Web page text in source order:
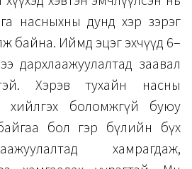
насныхны дунд хэр зэрэг
байна. Иймд эцэг эхчүүд 6–
дархлаажуулалтад заавал
Хэрэв тухайн насны
хийлгэх боломжгүй буюу
бол гэр бүлийн бүх
хамрагдаж,